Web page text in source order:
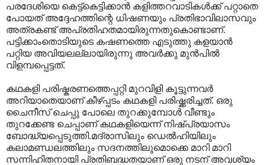
പരദേശിയെ കെട്ട്കെട്ടിക്കാന്‍ കളിത്തറവാടികള്‍ക്ക് പറ്റാതെ
പോയത് അദ്ദേഹത്തിന്റെ ധിഷണയും പ്രതിഭാവിലാസവും
അത്രകണ്ട് അപ്രതിഹതമായിരുന്നതുകൊണ്ടാണ്.
പട്ടിക്കാംതൊടിയുടെ കഷണത്തെ എടുത്തു കളയാന്‍
പറ്റിയ അവിയലല്ലായിരുന്നു അവര്‍ക്കു മുന്‍പില്‍
വിളമ്പപ്പെട്ടത്.
കഥകളി പരിഷ്കരണത്തെപ്പറ്റി മുറവിളി കൂട്ടുന്നവര്‍
അറിയാതെയാണ് കീഴ്പ്പടം കഥകളി പരിഷ്ക്കരിച്ചത്. ഒരു
ചൈനീസ് ചെപ്പു പോലെ തുറക്കുമ്പോള്‍ വീണ്ടും
തുറക്കേണ്ട ചെപ്പാണ് കഥകളിയെന്ന് നിഷ്പ്രയാസം
ബോദ്ധ്യപ്പെടുത്തി.മദ്രാസിലും ഡെല്‍ഹിയിലും
കലാമണ്ഡലത്തിലും സദനത്തിലുമൊക്കെ മാറി മാറി
സന്നിഹിതനായി പ്രതിബദ്ധതയാണ് ഒരു നടന് അവശ്യം